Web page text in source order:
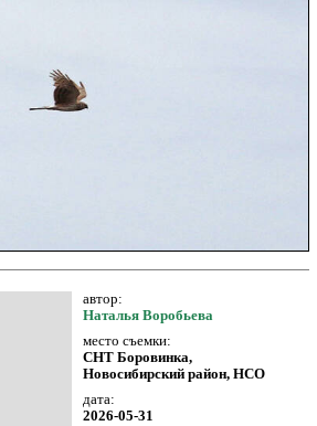
автор:
Наталья Воробьева
место съемки:
СНТ Боровинка,
Новосибирский район, НСО
дата:
2026-05-31